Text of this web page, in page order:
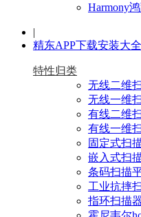
Harmony
|
精东APP下载安装大全
特性归类
无线二维
无线一维
有线二维
有线一维
固定式扫
嵌入式扫
条码扫描
工业抗摔
指环扫描